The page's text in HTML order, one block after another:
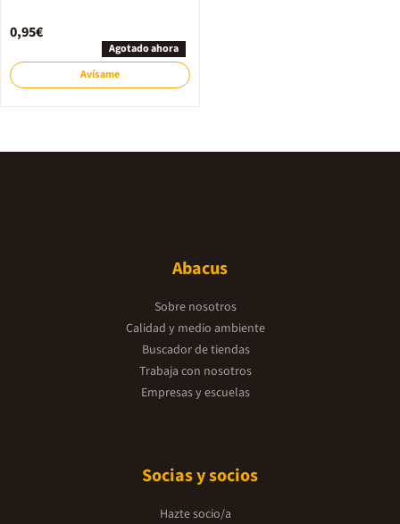
0,95€
Agotado ahora
Avísame
Abacus
Sobre nosotros
Calidad y medio ambiente
Buscador de tiendas
Trabaja con nosotros
Empresas y escuelas
Socias y socios
Hazte socio/a